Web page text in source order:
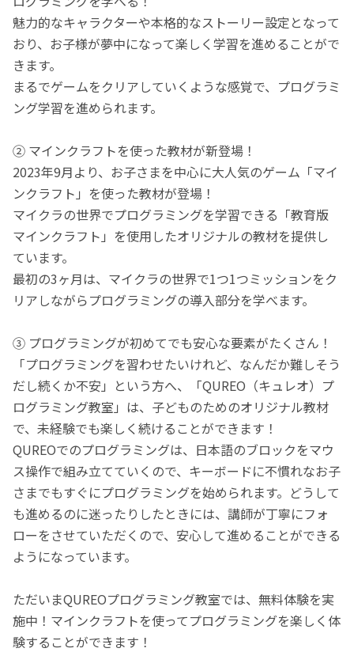
魅力的なキャラクターや本格的なストーリー設定となって
おり、お子様が夢中になって楽しく学習を進めることがで
きます。
まるでゲームをクリアしていくような感覚で、プログラミ
ング学習を進められます。
② マインクラフトを使った教材が新登場！
2023年9月より、お子さまを中心に大人気のゲーム「マイ
ンクラフト」を使った教材が登場！
マイクラの世界でプログラミングを学習できる「教育版
マインクラフト」を使用したオリジナルの教材を提供し
ています。
最初の3ヶ月は、マイクラの世界で1つ1つミッションをク
リアしながらプログラミングの導入部分を学べます。
③ プログラミングが初めてでも安心な要素がたくさん！
「プログラミングを習わせたいけれど、なんだか難しそう
だし続くか不安」という方へ、「QUREO（キュレオ）プ
ログラミング教室」は、子どものためのオリジナル教材
で、未経験でも楽しく続けることができます！
QUREOでのプログラミングは、日本語のブロックをマウ
ス操作で組み立てていくので、キーボードに不慣れなお子
さまでもすぐにプログラミングを始められます。どうして
も進めるのに迷ったりしたときには、講師が丁寧にフォ
ローをさせていただくので、安心して進めることができる
ようになっています。
ただいまQUREOプログラミング教室では、無料体験を実
施中！マインクラフトを使ってプログラミングを楽しく体
験することができます！